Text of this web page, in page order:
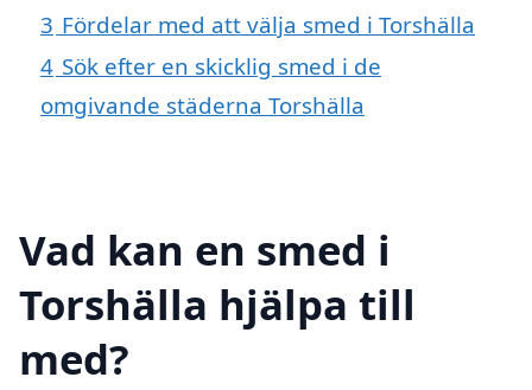
3 Fördelar med att välja smed i Torshälla
4 Sök efter en skicklig smed i de
omgivande städerna Torshälla
Vad kan en smed i
Torshälla hjälpa till
med?